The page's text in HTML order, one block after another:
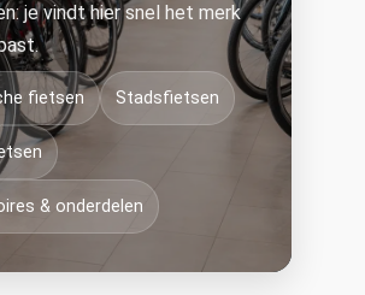
je vindt hier snel het merk
fietsen Stadsfietsen
& onderdelen